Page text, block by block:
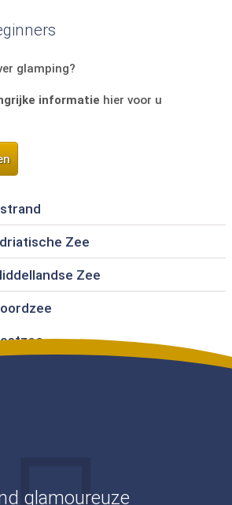
glamping?
informatie hier voor u
Zee
Zee
glamoureuze